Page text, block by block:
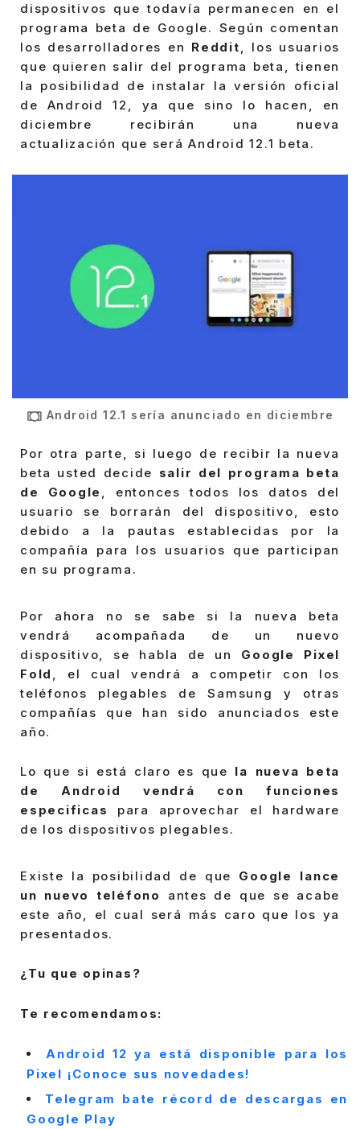
dispositivos que todavía permanecen en el
programa beta de Google. Según comentan
los desarrolladores en Reddit, los usuarios
que quieren salir del programa beta, tienen
la posibilidad de instalar la versión oficial
de Android 12, ya que sino lo hacen, en
diciembre recibirán una nueva
actualización que será Android 12.1 beta.
Android 12.1 sería anunciado en diciembre
Por otra parte, si luego de recibir la nueva
beta usted decide salir del programa beta
de Google , entonces todos los datos del
usuario se borrarán del dispositivo, esto
debido a la pautas establecidas por la
compañía para los usuarios que participan
en su programa.
Por ahora no se sabe si la nueva beta
vendrá acompañada de un nuevo
dispositivo, se habla de un Google Pixel
Fold
, el cual vendrá a competir con los
teléfonos plegables de Samsung y otras
compañías que han sido anunciados este
año.
Lo que si está claro es que la nueva beta
de Android vendrá con funciones
especificas
para aprovechar el hardware
de los dispositivos plegables.
Existe la posibilidad de que Google lance
un nuevo teléfono
antes de que se acabe
este año, el cual será más caro que los ya
presentados.
¿Tu que opinas?
Te recomendamos:
Android 12 ya está disponible para los
Pixel ¡Conoce sus novedades!
Telegram bate récord de descargas en
Google Play